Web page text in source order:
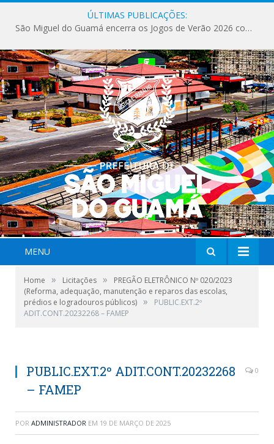
ÚLTIMAS PUBLICAÇÕES:
São Miguel do Guamá encerra os Jogos de Verão 2026 com sucesso de público e competições.
MENU
Home » Licitações »
PREGÃO ELETRÔNICO Nº 020/2023
(Reforma, adequação, manutenção e reparos das escolas,
prédios e logradouros públicos) »
PUBLIC.EXT.2º
ADIT.CONT.20232268 – FAMEP
PUBLIC.EXT.2º ADIT.CONT.20232268
– FAMEP
0
POR ADMINISTRADOR EM 19 DE MARÇO DE 2025